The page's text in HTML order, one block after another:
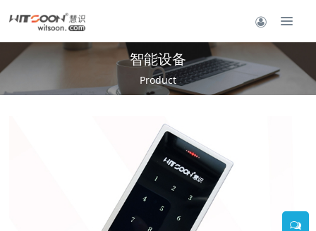
智能设备
Product